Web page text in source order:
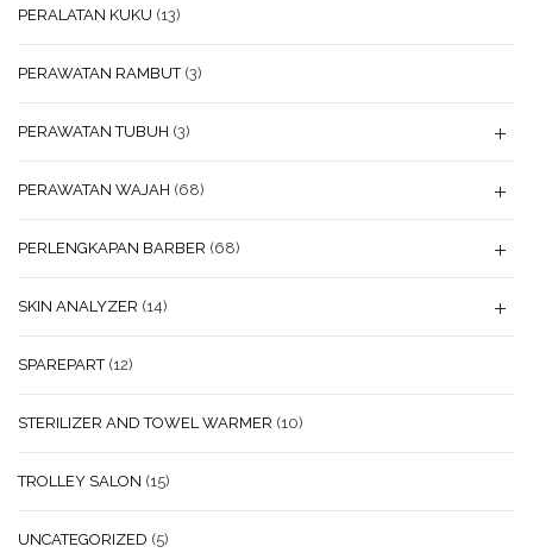
PERALATAN KUKU (13)
PERAWATAN RAMBUT (3)
PERAWATAN TUBUH (3)
PERAWATAN WAJAH (68)
PERLENGKAPAN BARBER (68)
SKIN ANALYZER (14)
SPAREPART (12)
STERILIZER AND TOWEL WARMER (10)
TROLLEY SALON (15)
UNCATEGORIZED (5)